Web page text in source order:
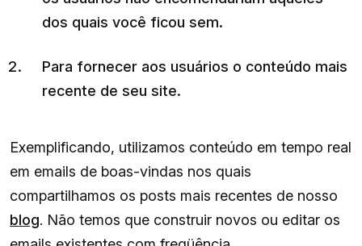
dos quais você ficou sem.
Para fornecer aos usuários o conteúdo mais
recente de seu site.
Exemplificando, utilizamos conteúdo em tempo real
em emails de boas-vindas nos quais
compartilhamos os posts mais recentes de nosso
blog. Não temos que construir novos ou editar os